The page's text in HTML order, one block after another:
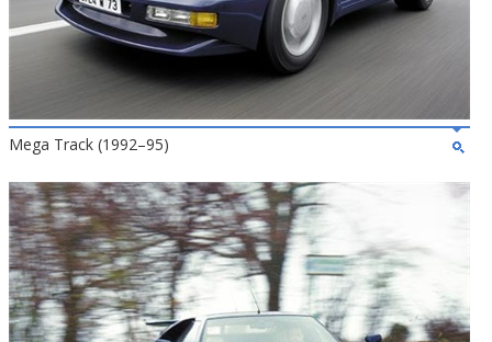
Mega Track (1992–95)